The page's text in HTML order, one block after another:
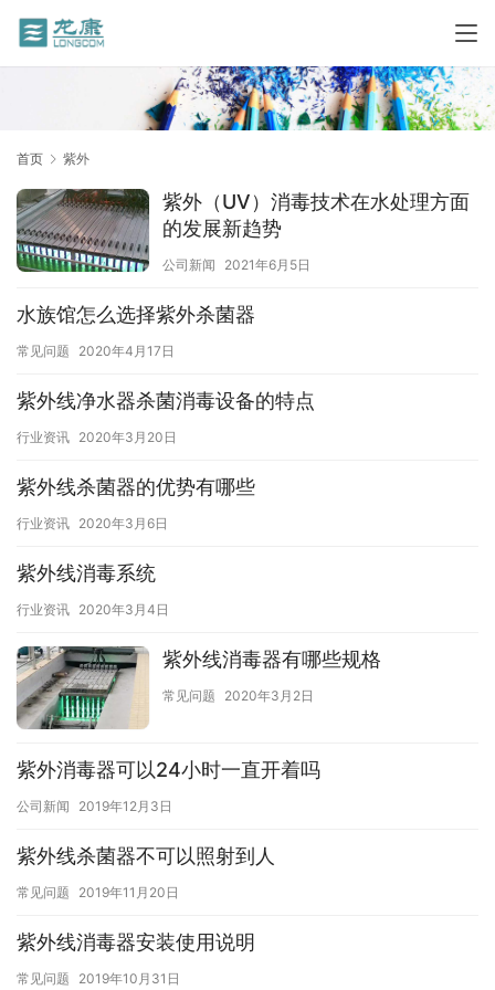
首页 紫外
紫外（UV）消毒技术在水处理方面
的发展新趋势
公司新闻 2021年6月5日
水族馆怎么选择紫外杀菌器
常见问题 2020年4月17日
紫外线净水器杀菌消毒设备的特点
行业资讯 2020年3月20日
紫外线杀菌器的优势有哪些
行业资讯 2020年3月6日
紫外线消毒系统
行业资讯 2020年3月4日
紫外线消毒器有哪些规格
常见问题 2020年3月2日
紫外消毒器可以24小时一直开着吗
公司新闻 2019年12月3日
紫外线杀菌器不可以照射到人
常见问题 2019年11月20日
紫外线消毒器安装使用说明
常见问题 2019年10月31日